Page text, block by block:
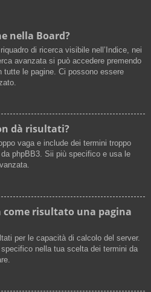
nella Board?
di ricerca visibile nell’Indice, nei
avanzata si può accedere premendo
tutte le pagine. Ci possono essere
dà risultati?
vaga e include dei termini troppo
phpBB3. Sii più specifico e usa le
come risultato una pagina
per le capacità di calcolo del server.
nella tua scelta dei termini da